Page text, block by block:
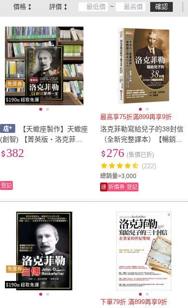
價格 評價 ~ 確認
免運券
【天蠍座製作】天蠍座
(創智) 【菁英版‧洛克菲勒3
8封信受用一生(約翰.D.洛克
382
登記
最高享75折滿899再享9折
洛克菲勒寫給兒子的38封信
（全新完整譯本）【暢銷紀
念版】
總銷量>3,000
276 (售價已折)
(222)
速 折價券 登記
免運券
下單79折 滿899再享9折